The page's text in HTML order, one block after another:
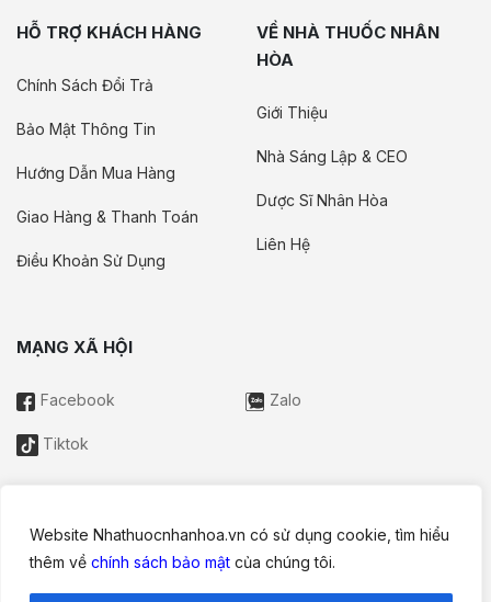
Website Nhathuocnhanhoa.vn có sử dụng cookie, tìm hiểu
thêm về chính sách bảo mật của chúng tôi.
HỖ TRỢ KHÁCH HÀNG
Chính Sách Đổi Trả
Bảo Mật Thông Tin
Hướng Dẫn Mua Hàng
Giao Hàng & Thanh Toán
Điều Khoản Sử Dụng
VỀ NHÀ THUỐC NHÂN
HÒA
Giới Thiệu
Nhà Sáng Lập & CEO
Dược Sĩ Nhân Hòa
Liên Hệ
MẠNG XÃ HỘI
Facebook Zalo
Tiktok
Thông tin trên website này chỉ mang tính chất nội bộ tham khảo;